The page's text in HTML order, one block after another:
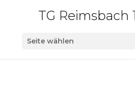
TG Reimsbach
Seite wählen